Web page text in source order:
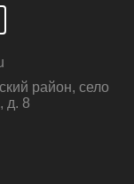
район, село
д. 8